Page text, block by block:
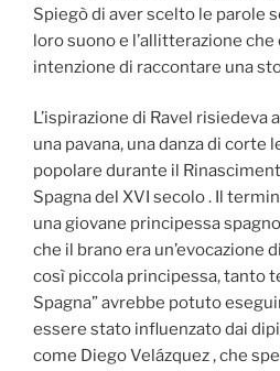
Spiegò di aver scelto le parole
loro suono e l’allitterazione che
intenzione di raccontare una
L’ispirazione di Ravel risiedeva
una pavana, una danza di corte
popolare durante il
Spagna del XVI secolo . Il
una giovane principessa
che il brano era un’evocazione
così piccola principessa, tanto
Spagna” avrebbe potuto
essere stato influenzato dai
come Diego Velázquez , che